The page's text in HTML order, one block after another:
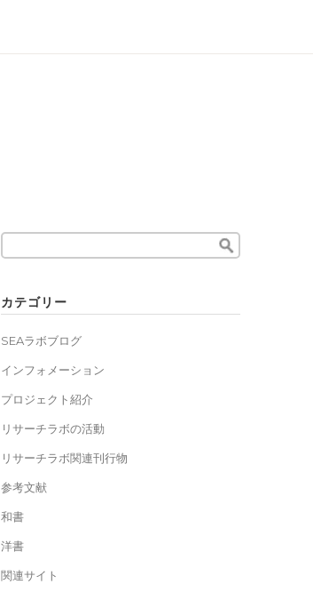
Search
カテゴリー
SEAラボブログ
インフォメーション
プロジェクト紹介
リサーチラボの活動
リサーチラボ関連刊行物
参考文献
和書
洋書
関連サイト